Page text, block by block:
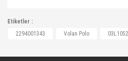
Yorum Yaz
Etiketler :
2294001343
Volan Polo